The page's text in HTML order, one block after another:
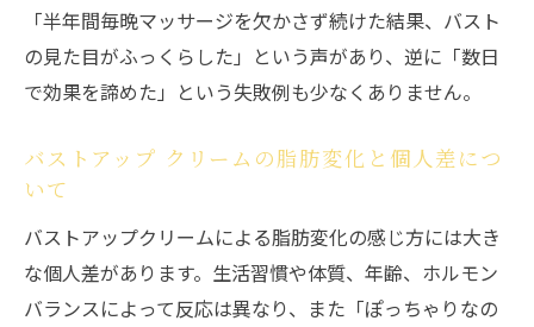
「半年間毎晩マッサージを欠かさず続けた結果、バスト
の見た目がふっくらした」という声があり、逆に「数日
で効果を諦めた」という失敗例も少なくありません。
バストアップ クリームの脂肪変化と個人差につ
いて
バストアップクリームによる脂肪変化の感じ方には大き
な個人差があります。生活習慣や体質、年齢、ホルモン
バランスによって反応は異なり、また「ぽっちゃりなの